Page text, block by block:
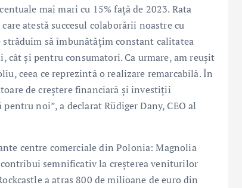
mai mari cu 15% față de 2023. Rata
atestă succesul colaborării noastre cu
să îmbunătățim constant calitatea
și pentru consumatori. Ca urmare, am reușit
ceea ce reprezintă o realizare remarcabilă. În
de creștere financiară și investiții
noi”, a declarat Rüdiger Dany, CEO al
centre comerciale din Polonia: Magnolia
semnificativ la creșterea veniturilor
a atras 800 de milioane de euro din